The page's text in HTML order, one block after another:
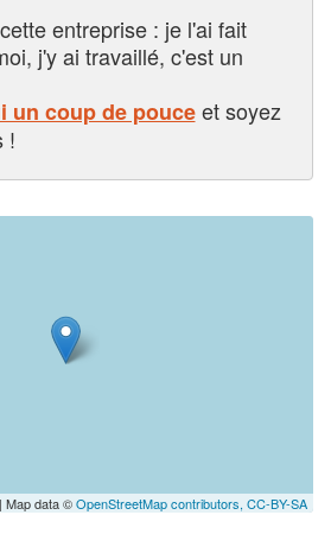
entreprise : je l'ai fait
j'y ai travaillé, c'est un
un coup de pouceet soyez
!
| Map data ©OpenStreetMap contributors, CC-BY-SA